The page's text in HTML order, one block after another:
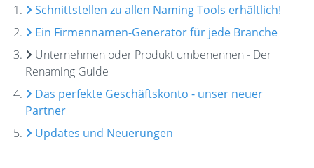
Schnittstellen zu allen Naming Tools erhältlich!
Ein Firmennamen-Generator für jede Branche
Unternehmen oder Produkt umbenennen - Der
Renaming Guide
Das perfekte Geschäftskonto - unser neuer
Partner
Updates und Neuerungen